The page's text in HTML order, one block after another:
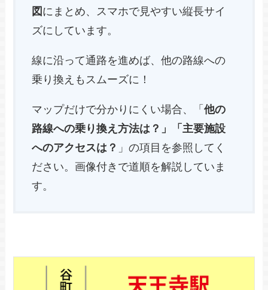
図 にまとめ、スマホで見やすい縦長サイ
ズにしています。
線に沿って通路を進めば、他の路線への
乗り換えもスムーズに！
マップだけで分かりにくい場合、「他の
路線への乗り換え方法は？」「主要施設
へのアクセスは？ 」の項目を参照してく
ださい。画像付きで道順を解説していま
す。